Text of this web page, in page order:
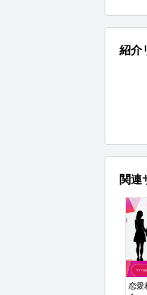
紹介
関連
恋愛